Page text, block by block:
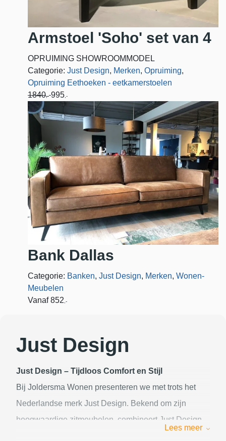
Armstoel 'Soho' set van 4
OPRUIMING SHOWROOMMODEL
Categorie: Just Design, Merken, Opruiming,
Opruiming Eethoeken - eetkamerstoelen
1840,- 995,-
Bank Dallas
Categorie: Banken, Just Design, Merken, Wonen-
Meubelen
Vanaf 852 ,-
Just Design
Just Design – Tijdloos Comfort en Stijl
Bij Joldersma Wonen presenteren we met trots het
Nederlandse merk Just Design. Bekend om zijn
hoogwaardige zitmeubelen, combineert Just Design
Lees meer